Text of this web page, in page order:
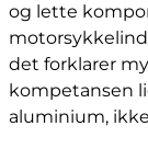
og lette
det forklarer
kompetansen
aluminium,